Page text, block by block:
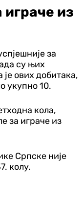
из
за
су њих
је ових добитака,
укупно 10.
кола,
за играче из
Српске није
колу.